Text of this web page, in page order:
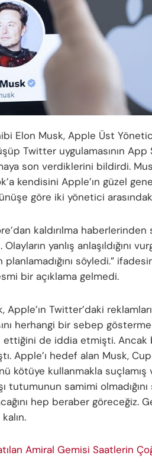
Elon Musk, Apple Üst
Twitter uygulamasının App
son verdiklerini bildirdi.
kendisini Apple’ın güzel
göre iki yönetici
kaldırılma
yanlış anlaşıldığını
söyledi.”
bir açıklama gelmedi.
Apple’ın Twitter’daki
herhangi bir sebep
ettiğini de iddia etmişti. Ancak
Apple’ı hedef alan Musk,
kötüye kullanmakla
tutumunun samimi
hep beraber göreceğiz.
Amiral Gemisi Saatlerin